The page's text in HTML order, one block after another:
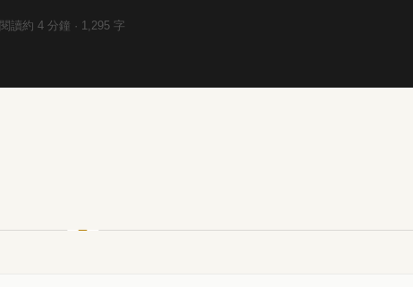
閱讀約 4 分鐘 · 1,295 字